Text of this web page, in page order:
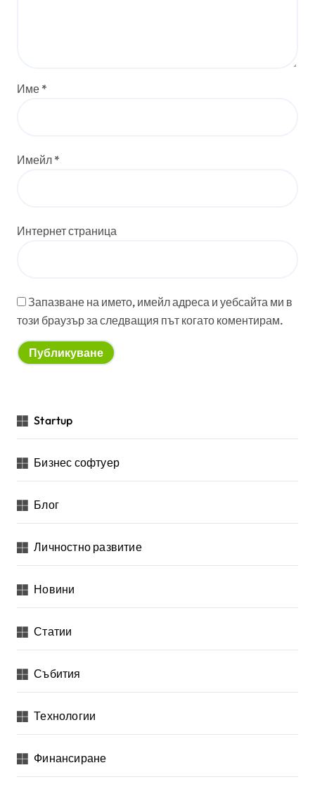
Име *
Имейл *
Интернет страница
Запазване на името, имейл адреса и уебсайта ми в
този браузър за следващия път когато коментирам.
Startup
Бизнес софтуер
Блог
Личностно развитие
Новини
Статии
Събития
Технологии
Финансиране